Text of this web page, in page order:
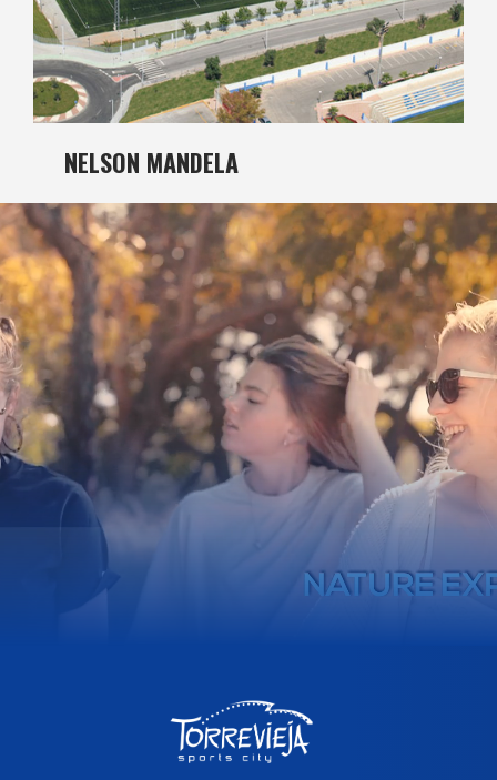
NELSON MANDELA